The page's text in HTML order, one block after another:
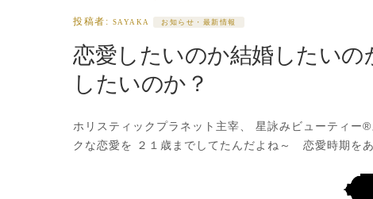
投稿者: SAYAKA お知らせ・最新情報
恋愛したいのか結婚したい
したいのか？
ホリスティックプラネット主宰、 星詠みビューティ
クな恋愛を ２１歳までしてたんだよね～ 恋愛時期を